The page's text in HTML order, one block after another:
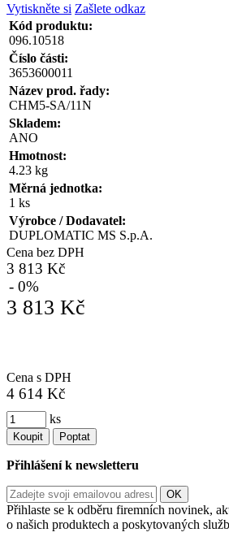
Vytiskněte si Zašlete odkaz
Kód produktu:
096.10518
Číslo části:
3653600011
Název prod. řady:
CHM5-SA/11N
Skladem:
ANO
Hmotnost:
4.23 kg
Měrná jednotka:
1 ks
Výrobce / Dodavatel:
DUPLOMATIC MS S.p.A.
Cena bez DPH
3 813 Kč
- 0%
3 813 Kč
Cena s DPH
4 614 Kč
ks
Koupit Poptat
Přihlášení k newsletteru
Přihlaste se k odběru firemních novinek,
o našich produktech a poskytovaných